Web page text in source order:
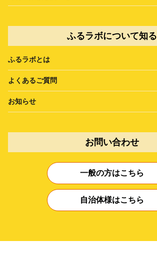
ふるラボについて知る
ふるラボとは
よくあるご質問
お知らせ
お問い合わせ
一般の方はこちら
自治体様はこちら